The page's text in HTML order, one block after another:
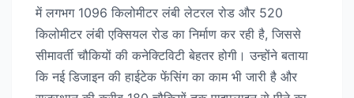
में लगभग 1096 किलोमीटर लंबी लेटरल रोड और 520
किलोमीटर लंबी एक्सियल रोड का निर्माण कर रही है, जिससे
सीमावर्ती चौकियों की कनेक्टिविटी बेहतर होगी। उन्होंने बताया
कि नई डिजाइन की हाईटेक फेंसिंग का काम भी जारी है और